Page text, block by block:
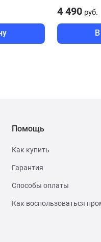
4 490руб.
Помощь
Как купить
Гарантия
Способы оплаты
Как воспользоваться